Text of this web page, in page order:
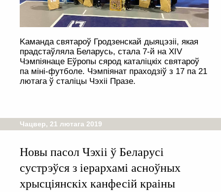
Kаманда святароў Гродзенскай дыяцэзіі, якая
прадстаўляла Беларусь, стала 7-й на XIV
Чэмпіянаце Еўропы сярод каталіцкіх святароў
па міні-футболе. Чэмпіянат праходзіў з 17 па 21
лютага ў сталіцы Чэхіі Празе.
Чацвер, 21 лютага 2019
Новы пасол Чэхіі ў Беларусі
сустрэўся з іерархамі асноўных
хрысціянскіх канфесій краіны